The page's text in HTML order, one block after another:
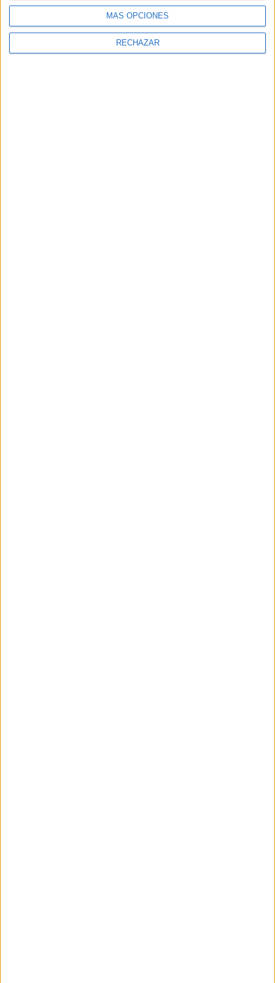
MÁS OPCIONES
RECHAZAR